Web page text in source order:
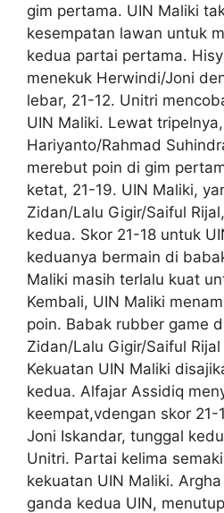
gim pertama. UIN Maliki
kesempatan lawan untuk
kedua partai pertama.
menekuk Herwindi/Joni
lebar, 21-12. Unitri
UIN Maliki. Lewat
Hariyanto/Rahmad
merebut poin di gim
ketat, 21-19. UIN Maliki,
Zidan/Lalu Gigir/Saiful
kedua. Skor 21-18 untuk
keduanya bermain di
Maliki masih terlalu kuat
Kembali, UIN Maliki
poin. Babak rubber game
Zidan/Lalu Gigir/Saiful
Kekuatan UIN Maliki
kedua. Alfajar Assidiq
keempat,vdengan skor 21-
Joni Iskandar, tunggal
Unitri. Partai kelima
kekuatan UIN Maliki.
ganda kedua UIN,